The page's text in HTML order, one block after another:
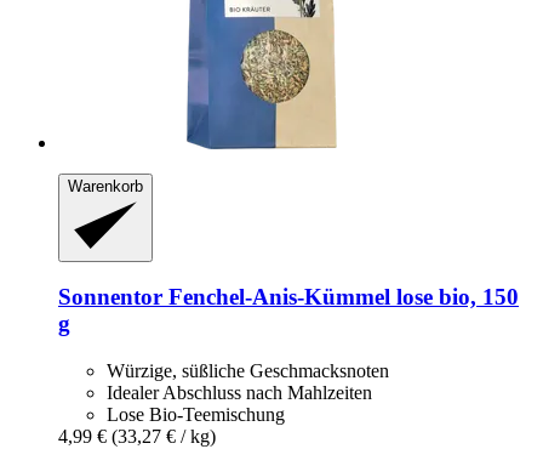
Warenkorb
Sonnentor Fenchel-​Anis-​Kümmel lose bio, 150
g
Würzige, süßliche Geschmacksnoten
Idealer Abschluss nach Mahlzeiten
Lose Bio-Teemischung
4,99 € (33,27 € / kg)